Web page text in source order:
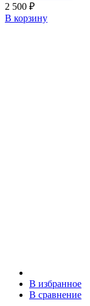
2 500 ₽
В корзину
В избранное
В сравнение